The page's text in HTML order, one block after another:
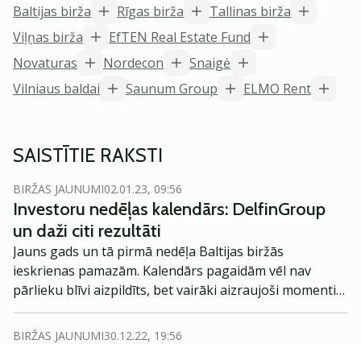
Baltijas birža
Rīgas birža
Tallinas birža
Viļņas birža
EfTEN Real Estate Fund
Novaturas
Nordecon
Snaigė
Vilniaus baldai
Saunum Group ELMO Rent
SAISTĪTIE RAKSTI
BIRŽAS JAUNUMI02.01.23, 09:56
Investoru nedēļas kalendārs: DelfinGroup
un daži citi rezultāti
Jauns gads un tā pirmā nedēļa Baltijas biržās
ieskrienas pamazām. Kalendārs pagaidām vēl nav
pārlieku blīvi aizpildīts, bet vairāki aizraujoši momenti
tajā noteikti būs.
BIRŽAS JAUNUMI30.12.22, 19:56